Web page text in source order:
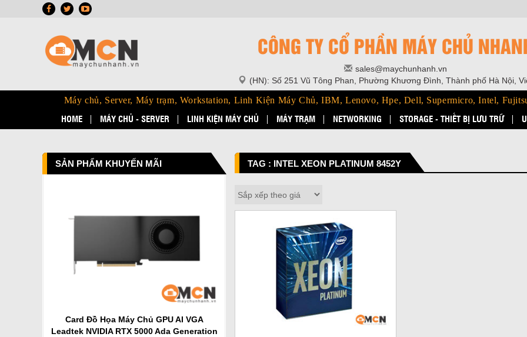
CÔNG TY CỔ PHẦN MÁY CHỦ
sales@maychunhanh.vn
(HN): Số 251 Vũ Tông Phan, Phường Khương Đình, Thành phố Hà Nội,
Máy chủ, Server, Máy trạm, Workstation, Linh Kiện Máy Chủ, IBM, Lenovo, Hpe, Dell, Supermicro, Intel,
HOME MÁY CHỦ - SERVER LINH KIỆN MÁY CHỦ MÁY TRẠM NETWORKING STORAGE - THIẾT BỊ LƯU TRỮ
SẢN PHẨM KHUYẾN MÃI
Card Đồ Họa Máy Chủ GPU AI VGA
Leadtek NVIDIA RTX 5000 Ada Generation
TAG : INTEL XEON PLATINUM 8452Y